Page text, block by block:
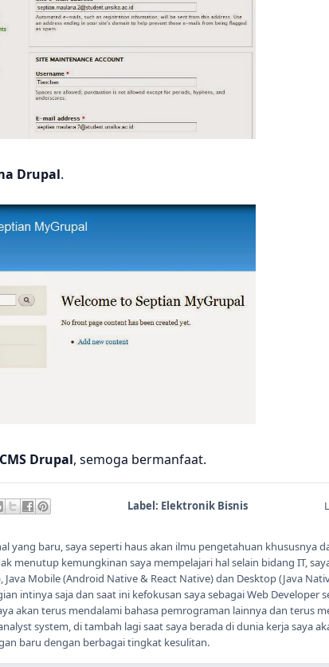
Drupal.
Drupal, semoga bermanfaat.
Label: Elektronik Bisnis
yang baru, saya seperti haus akan ilmu pengetahuan khususnya
menutup kemungkinan saya mempelajari hal selain bidang IT,
Mobile (Android Native & React Native) dan Desktop (Java
intinya saja dan saat ini kefokusan saya sebagai Web Developer
akan terus mendalami bahasa pemrograman lainnya dan terus
system, di tambah lagi saat saya berada di dunia kerja saya
baru dengan berbagai tingkat kesulitan.